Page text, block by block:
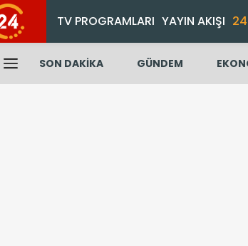
TV PROGRAMLARI YAYIN AKIŞI
SON DAKİKA GÜNDEM